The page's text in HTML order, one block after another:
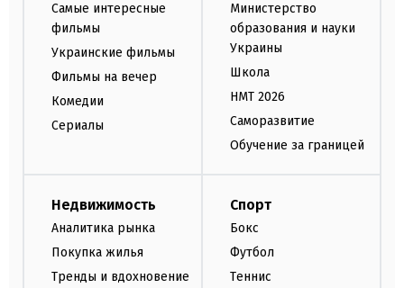
Самые интересные
фильмы
Украинские фильмы
Фильмы на вечер
Комедии
Сериалы
Министерство
образования и науки
Украины
Школа
НМТ 2026
Саморазвитие
Обучение за границей
Недвижимость
Аналитика рынка
Покупка жилья
Тренды и вдохновение
Спорт
Бокс
Футбол
Теннис